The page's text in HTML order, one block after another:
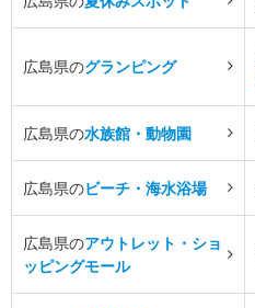
広島県のグランピング
広島県の水族館・動物園
広島県のビーチ・海水浴場
広島県のアウトレット・ショ
ッピングモール